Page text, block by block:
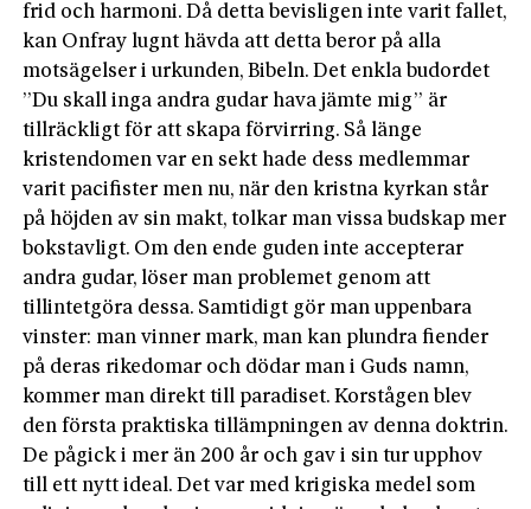
frid och harmoni. Då detta bevisligen inte varit fallet,
kan Onfray lugnt hävda att detta beror på alla
motsägelser i urkunden, Bibeln. Det enkla budordet
”Du skall inga andra gudar hava jämte mig” är
tillräckligt för att skapa förvirring. Så länge
kristendomen var en sekt hade dess medlemmar
varit pacifister men nu, när den kristna kyrkan står
på höjden av sin makt, tolkar man vissa budskap mer
bokstavligt. Om den ende guden inte accepterar
andra gudar, löser man problemet genom att
tillintetgöra dessa. Samtidigt gör man uppenbara
vinster: man vinner mark, man kan plundra fiender
på deras rikedomar och dödar man i Guds namn,
kommer man direkt till paradiset. Korstågen blev
den första praktiska tillämpningen av denna doktrin.
De pågick i mer än 200 år och gav i sin tur upphov
till ett nytt ideal. Det var med krigiska medel som